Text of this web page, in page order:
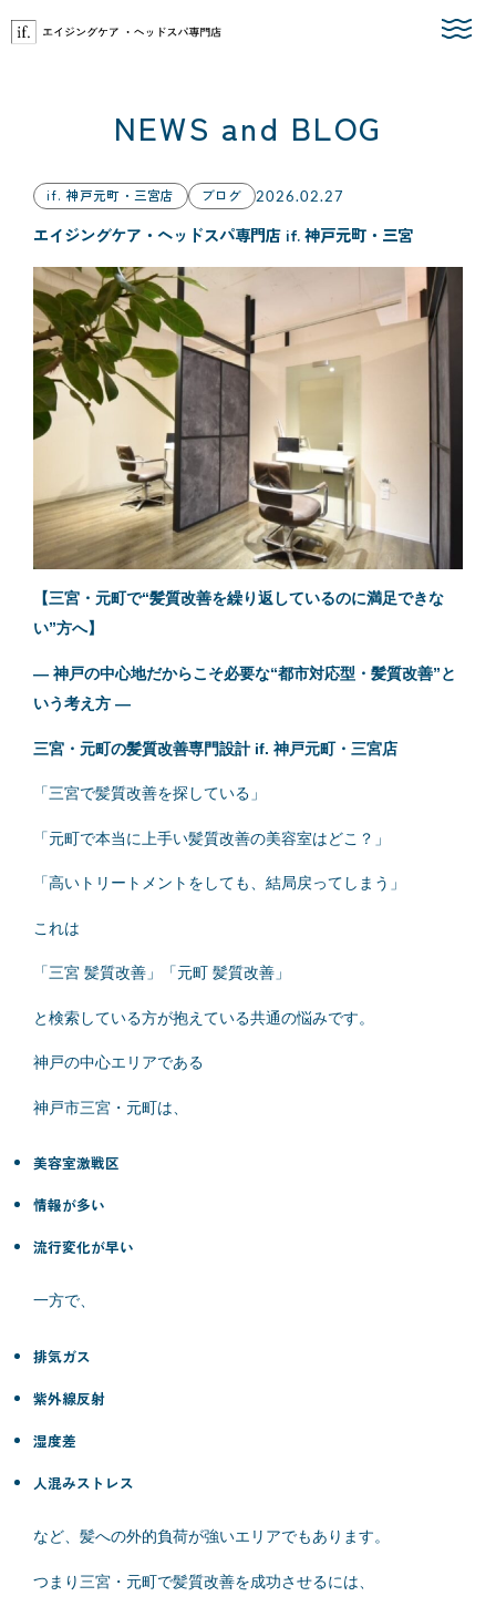
to
the
NEWS and BLOG
if. 神戸元町・三宮店 ブログ 2026.02.27
エイジングケア・ヘッドスパ専門店 if. 神戸元町・三宮
【三宮・元町で“髪質改善を繰り返しているのに満足できな
い”方へ】
― 神戸の中心地だからこそ必要な“都市対応型・髪質改善”と
いう考え方 ―
三宮・元町の髪質改善専門設計 if. 神戸元町・三宮店
「三宮で髪質改善を探している」
「元町で本当に上手い髪質改善の美容室はどこ？」
「高いトリートメントをしても、結局戻ってしまう」
これは
「三宮 髪質改善」「元町 髪質改善」
と検索している方が抱えている共通の悩みです。
神戸の中心エリアである
神戸市三宮・元町は、
美容室激戦区
情報が多い
流行変化が早い
一方で、
排気ガス
紫外線反射
湿度差
人混みストレス
など、髪への外的負荷が強いエリアでもあります。
つまり三宮・元町で髪質改善を成功させるには、